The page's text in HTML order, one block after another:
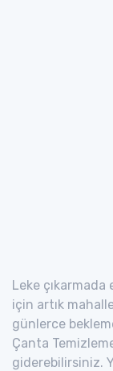
Leke
için artık
günlerce
Çanta
giderebilirsiniz.